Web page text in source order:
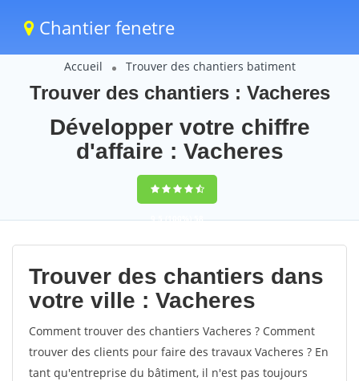
Chantier fenetre
Accueil Trouver des chantiers batiment
Trouver des chantiers : Vacheres
Développer votre chiffre
d'affaire : Vacheres
9,5(100%)58
votes
Trouver des chantiers dans
votre ville : Vacheres
Comment trouver des chantiers Vacheres ? Comment
trouver des clients pour faire des travaux Vacheres ? En
tant qu'entreprise du bâtiment, il n'est pas toujours